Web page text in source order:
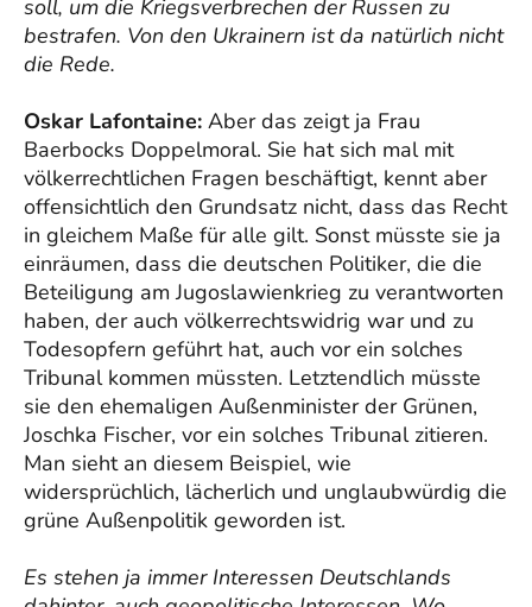
soll, um die Kriegsverbrechen der Russen zu
bestrafen. Von den Ukrainern ist da natürlich nicht
die Rede.
Oskar Lafontaine: Aber das zeigt ja Frau
Baerbocks Doppelmoral. Sie hat sich mal mit
völkerrechtlichen Fragen beschäftigt, kennt aber
offensichtlich den Grundsatz nicht, dass das Recht
in gleichem Maße für alle gilt. Sonst müsste sie ja
einräumen, dass die deutschen Politiker, die die
Beteiligung am Jugoslawienkrieg zu verantworten
haben, der auch völkerrechtswidrig war und zu
Todesopfern geführt hat, auch vor ein solches
Tribunal kommen müssten. Letztendlich müsste
sie den ehemaligen Außenminister der Grünen,
Joschka Fischer, vor ein solches Tribunal zitieren.
Man sieht an diesem Beispiel, wie
widersprüchlich, lächerlich und unglaubwürdig die
grüne Außenpolitik geworden ist.
Es stehen ja immer Interessen Deutschlands